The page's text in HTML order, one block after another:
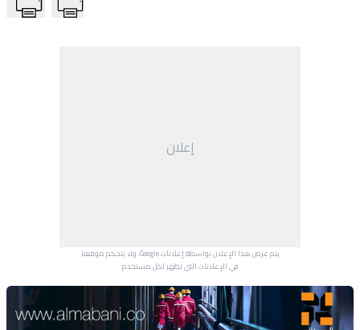
إعلان
يتم عرض هذا الإعلان بواسطة إعلانات Google، ولا يتحكم موقعنا
في الإعلانات التي تظهر لكل مستخدم.
Advertisement Section